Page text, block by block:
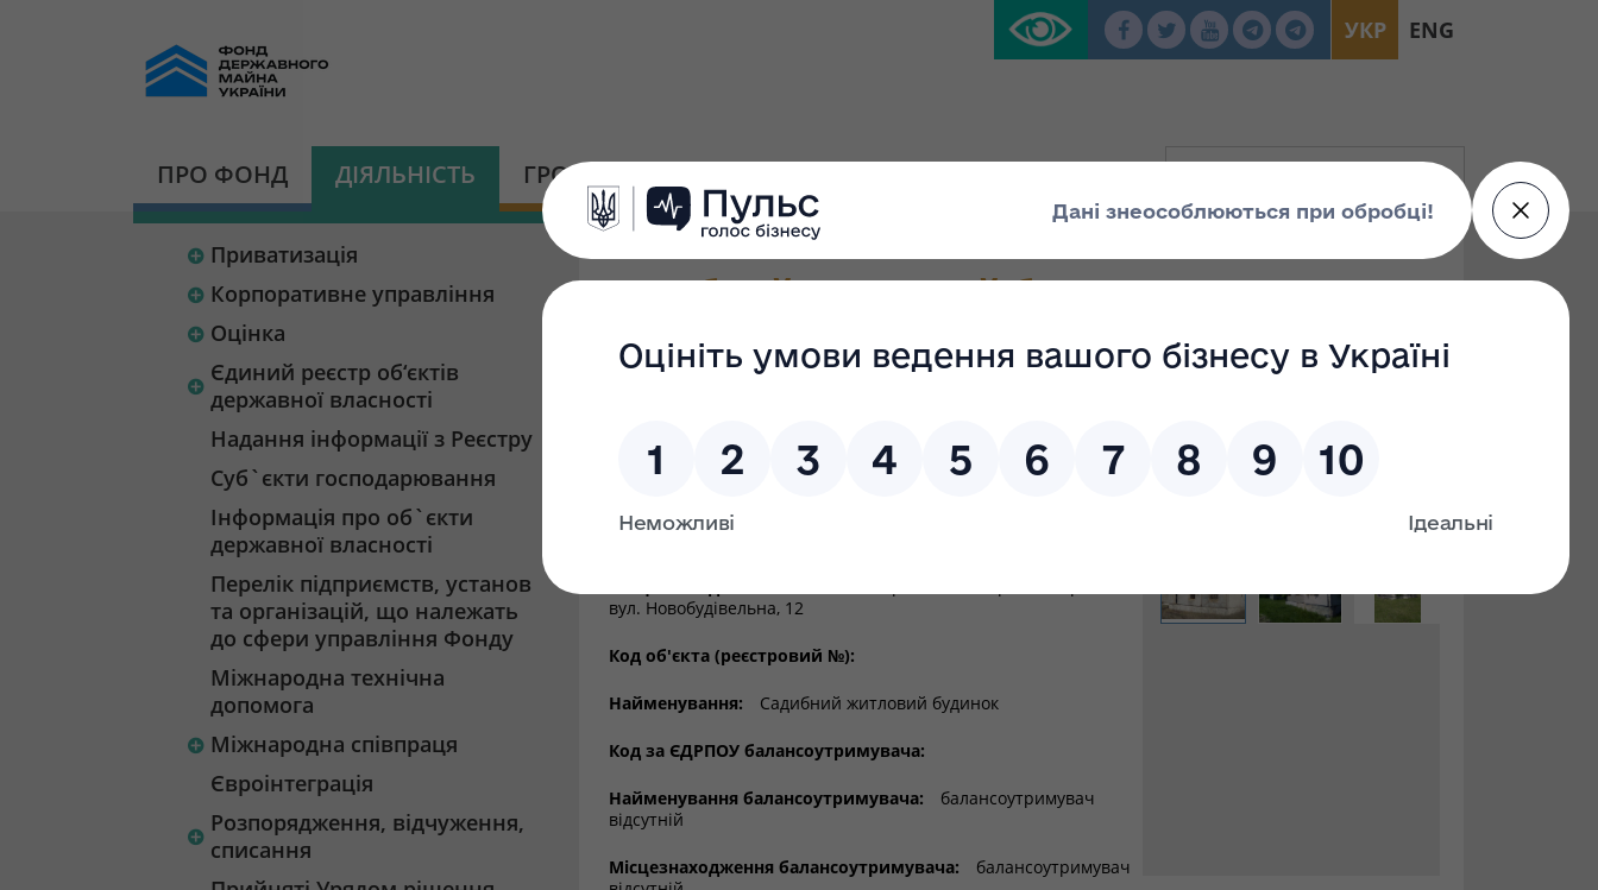
УКР ENG
ПРО ФОНД ДІЯЛЬНІСТЬ ГРОМАДСЬКА ПЛАТФОРМА
Приватизація
Корпоративне управління
Оцінка
Єдиний реєстр об‘єктів
державної власності
Надання інформації з Реєстру
Суб`єкти господарювання
Інформація про об`єкти
державної власності
Перелік підприємств, установ
та організацій, що належать
до сфери управління Фонду
Міжнародна технічна
допомога
Міжнародна співпраця
Євроінтеграція
Розпорядження, відчуження,
списання
Садибний житловий будинок
Вид приватизації: Мала приватизація
Вид об'єкта:
об`єкти незавершеного будівництва (будівлі,
споруди, передавальні пристрої, які не введені в експлуатацію),
вул. Новобудівельна, 12
Код об'єкта (реєстровий №):
Найменування: Садибний житловий будинок
Код за ЄДРПОУ балансоутримувача:
Найменування балансоутримувача:
балансоутримувач
відсутній
Місцезнаходження балансоутримувача:
балансоутримувач